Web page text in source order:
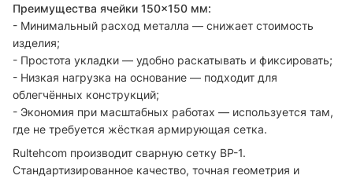
Преимущества ячейки 150×150 мм:
- Минимальный расход металла — снижает стоимость
изделия;
- Простота укладки — удобно раскатывать и фиксировать;
- Низкая нагрузка на основание — подходит для
облегчённых конструкций;
- Экономия при масштабных работах — используется там,
где не требуется жёсткая армирующая сетка.
Rultehcom производит сварную сетку ВР-1.
Стандартизированное качество, точная геометрия и